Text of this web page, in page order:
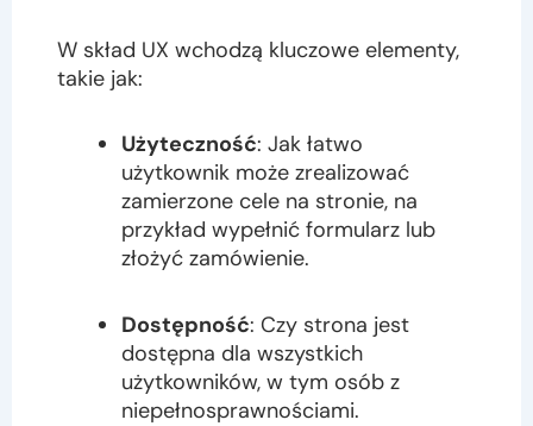
W skład UX wchodzą kluczowe elementy,
takie jak:
Użyteczność: Jak łatwo
użytkownik może zrealizować
zamierzone cele na stronie, na
przykład wypełnić formularz lub
złożyć zamówienie.
Dostępność: Czy strona jest
dostępna dla wszystkich
użytkowników, w tym osób z
niepełnosprawnościami.